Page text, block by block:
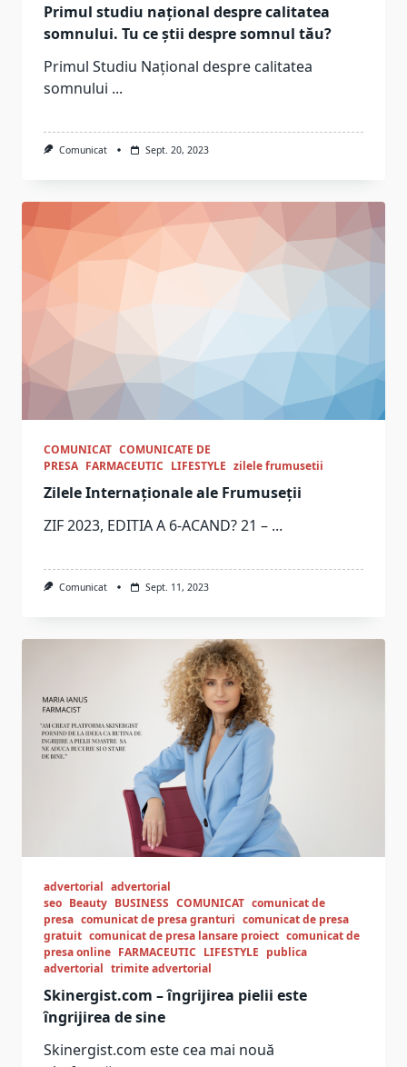
Primul studiu național despre calitatea
somnului. Tu ce știi despre somnul tău?
Primul Studiu Național despre calitatea
somnului ...
Comunicat Sept. 20, 2023
COMUNICAT COMUNICATE DE
PRESA FARMACEUTIC LIFESTYLE zilele frumusetii
Zilele Internaționale ale Frumuseții
ZIF 2023, EDITIA A 6-ACAND? 21 – ...
Comunicat Sept. 11, 2023
advertorial advertorial
seo Beauty BUSINESS COMUNICAT comunicat de
presa comunicat de presa granturi comunicat de presa
gratuit comunicat de presa lansare proiect comunicat de
presa online FARMACEUTIC LIFESTYLE publica
advertorial trimite advertorial
Skinergist.com – îngrijirea pielii este
îngrijirea de sine
Skinergist.com este cea mai nouă